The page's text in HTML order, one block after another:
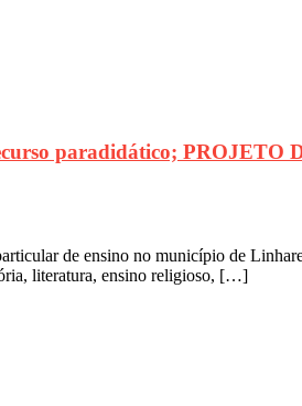
paradidático;
de ensino no município de
literatura, ensino religioso, […]